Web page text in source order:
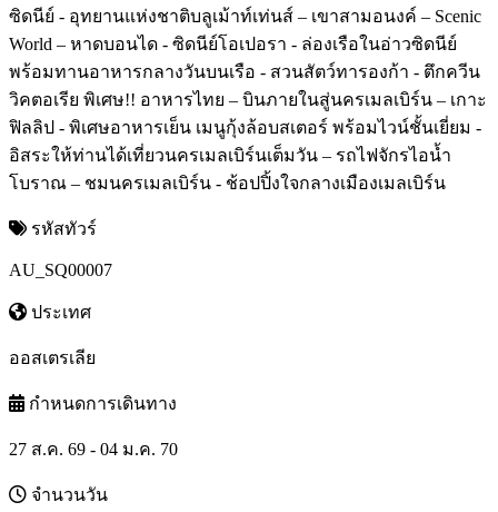
ซิดนีย์ - อุทยานแห่งชาติบลูเม้าท์เท่นส์ – เขาสามอนงค์ – Scenic
World – หาดบอนได - ซิดนีย์โอเปอรา - ล่องเรือในอ่าวซิดนีย์
พร้อมทานอาหารกลางวันบนเรือ - สวนสัตว์ทารองก้า - ตึกควีน
วิคตอเรีย พิเศษ!! อาหารไทย – บินภายในสู่นครเมลเบิร์น – เกาะ
ฟิลลิป - พิเศษอาหารเย็น เมนูกุ้งล้อบสเตอร์ พร้อมไวน์ชั้นเยี่ยม -
อิสระให้ท่านได้เที่ยวนครเมลเบิร์นเต็มวัน – รถไฟจักรไอน้ำ
โบราณ – ชมนครเมลเบิร์น - ช้อปปิ้งใจกลางเมืองเมลเบิร์น
รหัสทัวร์
AU_SQ00007
ประเทศ
ออสเตรเลีย
กำหนดการเดินทาง
27 ส.ค. 69 - 04 ม.ค. 70
จำนวนวัน